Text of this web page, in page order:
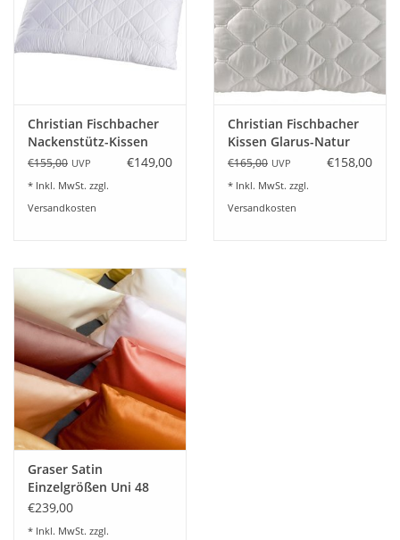
Spezialreinigung an.
Gerne beraten wir Sie dazu: Tel. 07322-919376
Christian Fischbacher
Nackenstütz-Kissen
Ascona
€155,00 UVP €149,00
* Inkl. MwSt. zzgl.
Versandkosten
Christian Fischbacher
Kissen Glarus-Natur
Yakhaar-
€165,00 UVP €158,00
* Inkl. MwSt. zzgl.
Versandkosten
Graser Satin
Einzelgrößen Uni 48
Farben lieferbar
€239,00
* Inkl. MwSt. zzgl.